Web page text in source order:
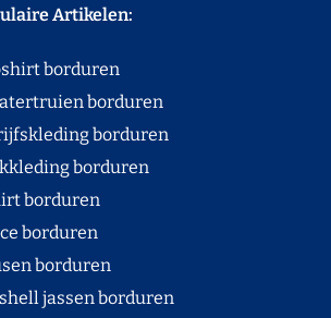
Artikelen:
borduren
borduren
borduren
borduren
borduren